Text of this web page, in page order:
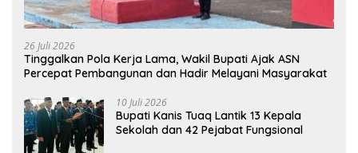
26 Juli 2026
Tinggalkan Pola Kerja Lama, Wakil Bupati Ajak ASN
Percepat Pembangunan dan Hadir Melayani Masyarakat
10 Juli 2026
Bupati Kanis Tuaq Lantik 13 Kepala
Sekolah dan 42 Pejabat Fungsional